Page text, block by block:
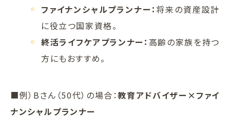
ファイナンシャルプランナー： 将来の資産設計
に役立つ国家資格。
終活ライフケアプランナー： 高齢の家族を持つ
方にもおすすめ。
■例）Bさん（50代）の場合：教育アドバイザー×ファイ
ナンシャルプランナー